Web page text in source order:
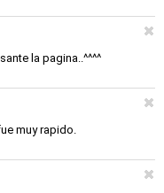
la pagina..^^^^
muy rapido.